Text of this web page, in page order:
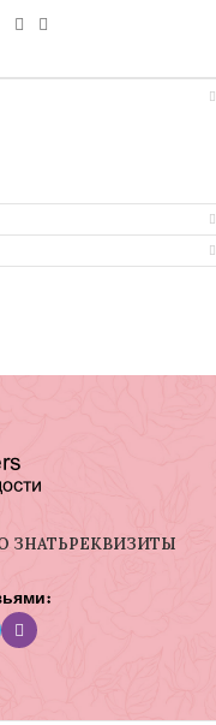
ЗНАТЬРЕКВИЗИТЫ